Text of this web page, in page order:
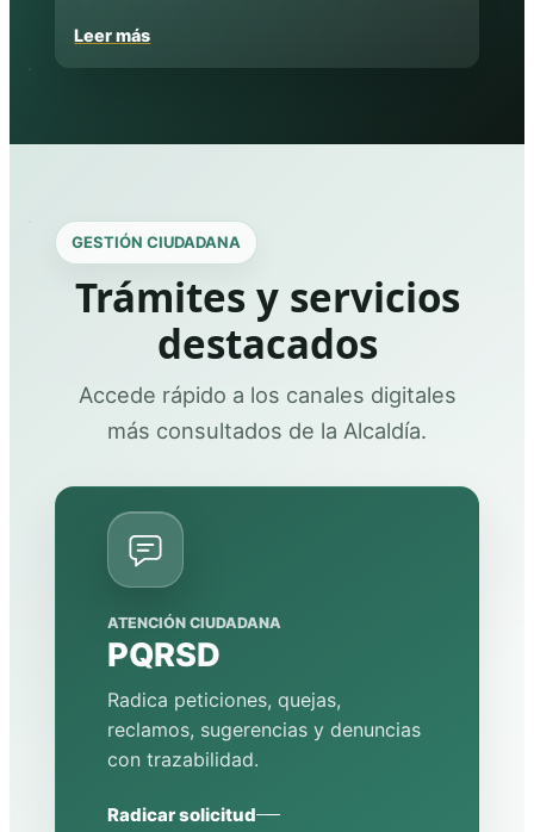
Leer más
GESTIÓN CIUDADANA
Trámites y servicios
destacados
Accede rápido a los canales digitales
más consultados de la Alcaldía.
ATENCIÓN CIUDADANA
PQRSD
Radica peticiones, quejas,
reclamos, sugerencias y denuncias
con trazabilidad.
Radicar solicitud